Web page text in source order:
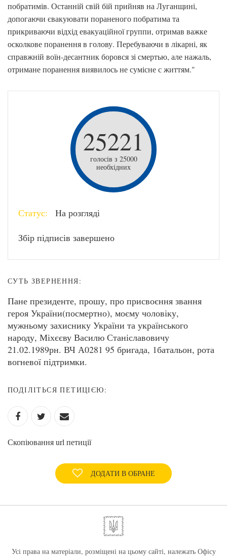
побратимів. Останній свій бій прийняв на Луганщині,
допогаючи євакуювати пораненого побратима та
прикриваючи відхід евакуаційної группи, отримав важке
осколкове поранення в голову. Перебуваючи в лікарні, як
справжній воїн-десантник боровся зі смертью, але нажаль,
отримане поранення виявилось не сумісне с життям."
25221
голосів з 25000
необхідних
Статус: На розгляді
Збір підписів завершено
СУТЬ ЗВЕРНЕННЯ:
Пане президенте, прошу, про присвоєння звання
героя України(посмертно), моєму чоловіку,
мужньому захиснику України та українського
народу, Міхєєву Василю Станіславовичу
21.02.1989рн. ВЧ А0281 95 бригада, 1батальон, рота
вогневої підтримки.
ПОДІЛІТЬСЯ ПЕТИЦІЄЮ:
Скопіювання url петиції
ДОДАТИ В ОБРАНЕ
Усі права на матеріали, розміщені на цьому сайті, належать Офісу